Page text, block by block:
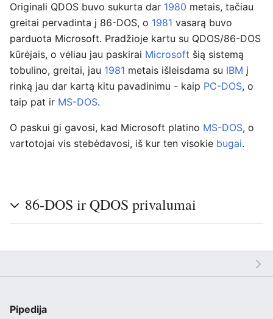
Originali QDOS buvo sukurta dar 1980 metais, tačiau
greitai pervadinta į 86-DOS, o 1981 vasarą buvo
parduota Microsoft. Pradžioje kartu su QDOS/86-DOS
kūrėjais, o vėliau jau paskirai Microsoft šią sistemą
tobulino, greitai, jau 1981 metais išleisdama su IBM į
rinką jau dar kartą kitu pavadinimu - kaip PC-DOS, o
taip pat ir MS-DOS.
O paskui gi gavosi, kad Microsoft platino MS-DOS, o
vartotojai vis stebėdavosi, iš kur ten visokie bugai.
86-DOS ir QDOS privalumai
Pipedija